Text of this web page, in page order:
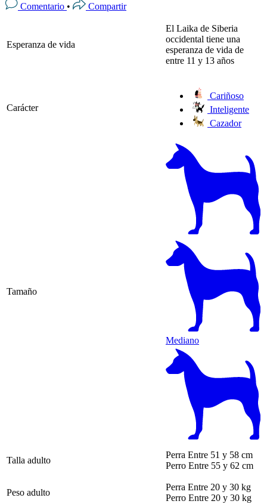
Comentario • Compartir
Esperanza de vida
El Laika de Siberia
occidental tiene una
esperanza de vida de
entre 11 y 13 años
Carácter
Cariñoso
Inteligente
Cazador
Tamaño
Mediano
Talla adulto
Perra Entre 51 y 58 cm
Perro Entre 55 y 62 cm
Peso adulto
Perra Entre 20 y 30 kg
Perro Entre 20 y 30 kg